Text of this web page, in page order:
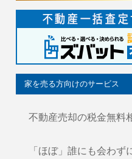
家を売る方向けのサービス
不動産売却の税金無料
「ほぼ」誰にも会わず